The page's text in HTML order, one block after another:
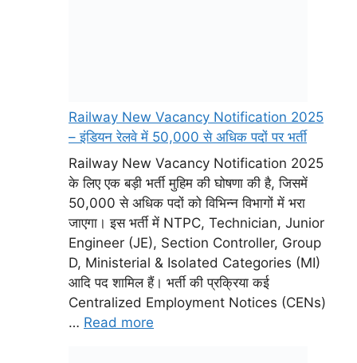
50,000 से अधिक पदों को विभिन्न विभागों में भरा
जाएगा। इस भर्ती में NTPC, Technician, Junior
D, Ministerial & Isolated Categories (MI)
आदि पद शामिल हैं। भर्ती की प्रक्रिया कई
Centralized Employment Notices (CENs)
… Read more